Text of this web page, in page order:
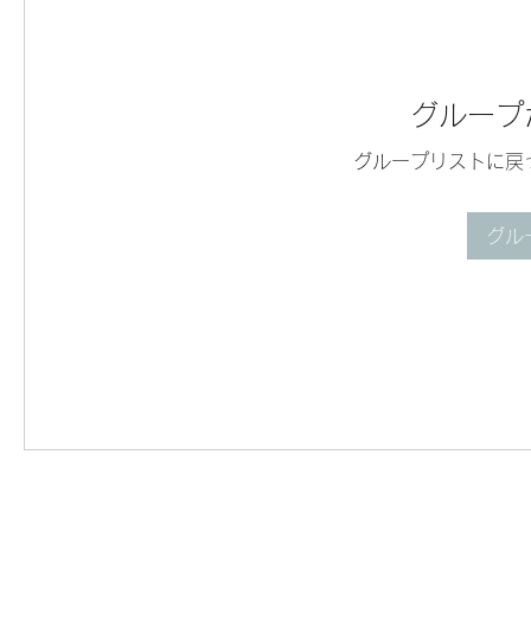
グルー
グループリストに
グル